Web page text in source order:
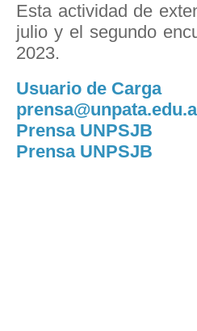
Esta actividad de
julio y el segundo
2023.
Usuario de Carga
Prensa UNPSJB
Prensa UNPSJB